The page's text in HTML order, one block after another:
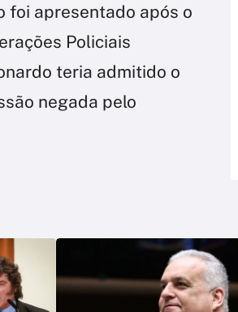
foi apresentado após o
Policiais
teria admitido o
negada pelo